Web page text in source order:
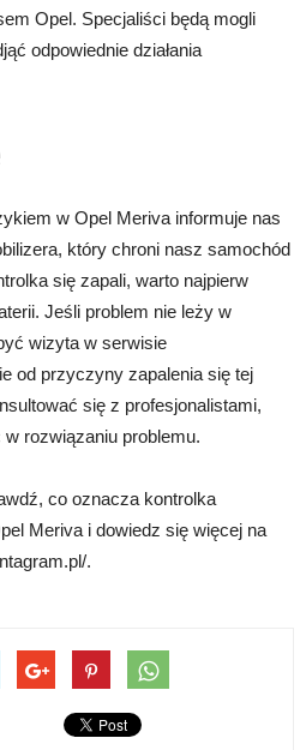
Opel. Specjaliści będą mogli
odpowiednie działania
w Opel Meriva informuje nas
który chroni nasz samochód
się zapali, warto najpierw
Jeśli problem nie leży w
wizyta w serwisie
od przyczyny zapalenia się tej
się z profesjonalistami,
rozwiązaniu problemu.
co oznacza kontrolka
Meriva i dowiedz się więcej na
.